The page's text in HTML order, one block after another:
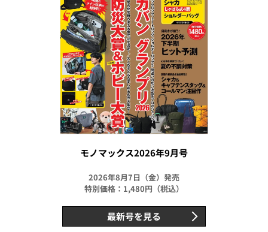
モノマックス2026年9月号
2026年8月7日（金）発売
特別価格：1,480円（税込）
最新号を見る